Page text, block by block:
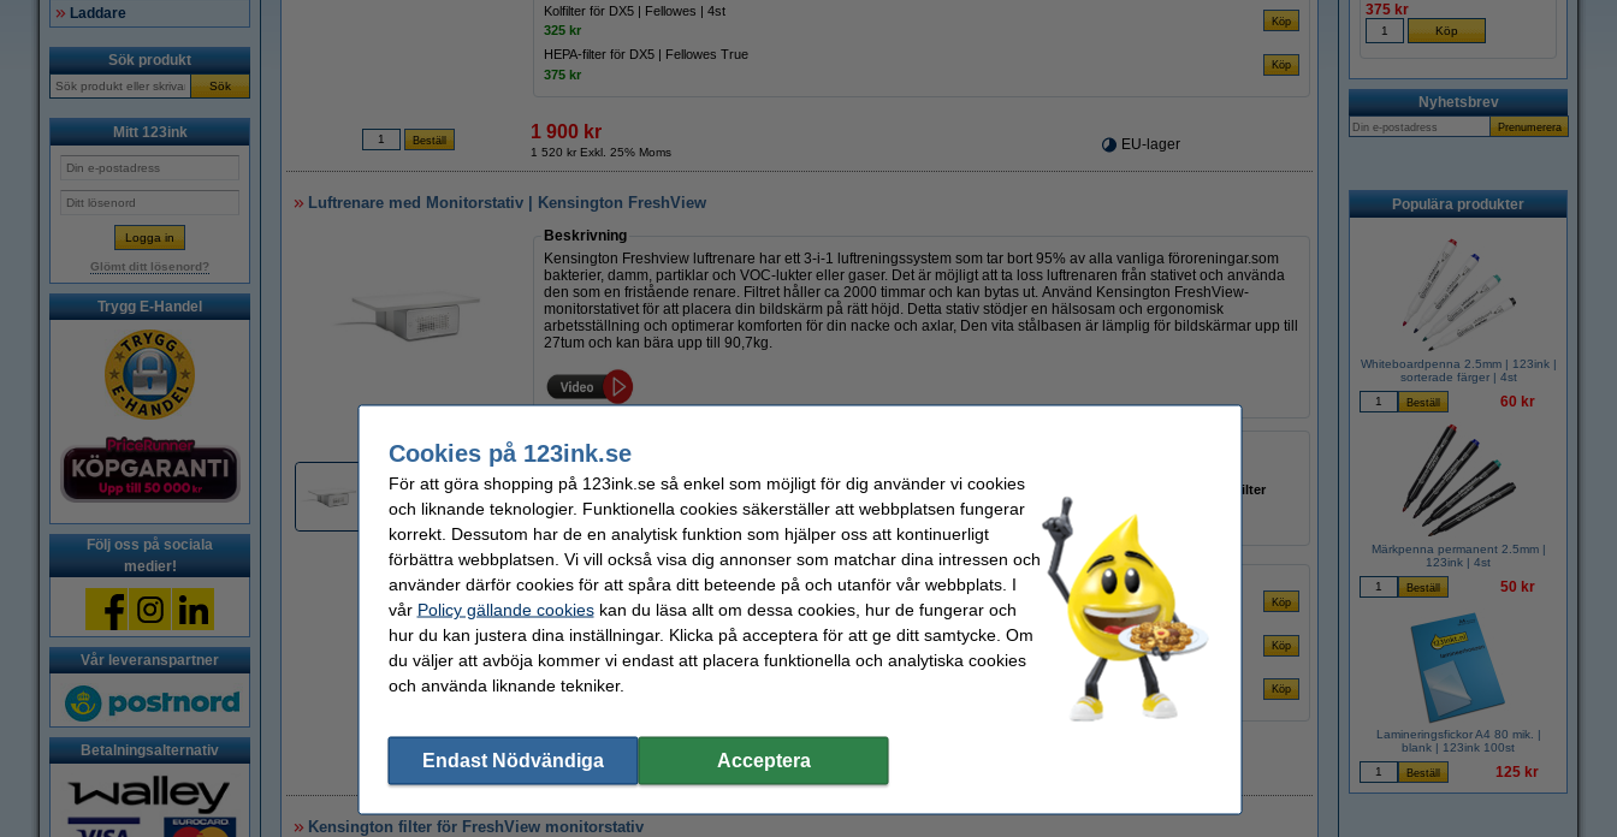
Laddare
Sök produkt
Sök
Mitt 123ink
Glömt ditt lösenord?
Trygg E-Handel
Följ oss på sociala
medier!
Vår leveranspartner
Betalningsalternativ
Kolfilter för DX5 | Fellowes | 4st
325 kr
HEPA-filter för DX5 | Fellowes True
375 kr
1 900 kr
1 520 kr Exkl. 25% Moms EU-lager
Luftrenare med Monitorstativ | Kensington FreshView
2
Beskrivning
Kensington Freshview luftrenare har ett 3-i-1 luftreningssystem som tar bort 95% av alla vanliga föroreningar.som
bakterier, damm, partiklar och VOC-lukter eller gaser. Det är möjligt att ta loss luftrenaren från stativet och använda
den som en fristående renare. Filtret håller ca 2000 timmar och kan bytas ut. Använd Kensington FreshView-
monitorstativet för att placera din bildskärm på rätt höjd. Detta stativ stödjer en hälsosam och ergonomisk
arbetsställning och optimerar komforten för din nacke och axlar, Den vita stålbasen är lämplig för bildskärmar upp till
27tum och kan bära upp till 90,7kg.
Varumärke:
Modell:
FreshView Filter:
kol / HEPA 11-filter
Färg:
vit Vårt artikelnr:
Mått:
165 x 194 x 92 mm
Glöm inte att beställa!
Rengöringsservetter 100/fp (bildskärmar) | 123ink
54 kr
Skärmrengöringsmedel 250ml | 123ink
69 kr
Kensington filter för FreshView monitorstativ
795 kr
Kensington filter för FreshView monitorstativ
375 kr
Nyhetsbrev
Populära produkter
Whiteboardpenna 2.5mm | 123ink |
sorterade färger | 4st
60 kr
Märkpenna permanent 2.5mm |
123ink | 4st
50 kr
Lamineringsfickor A4 80 mik. |
blank | 123ink 100st
125 kr
Cookies på 123ink.se
För att göra shopping på 123ink.se så enkel som möjligt för dig använder vi cookies
och liknande teknologier. Funktionella cookies säkerställer att webbplatsen fungerar
korrekt. Dessutom har de en analytisk funktion som hjälper oss att kontinuerligt
förbättra webbplatsen. Vi vill också visa dig annonser som matchar dina intressen och
använder därför cookies för att spåra ditt beteende på och utanför vår webbplats. I
vår Policy gällande cookieskan du läsa allt om dessa cookies, hur de fungerar och
hur du kan justera dina inställningar. Klicka på acceptera för att ge ditt samtycke. Om
du väljer att avböja kommer vi endast att placera funktionella och analytiska cookies
och använda liknande tekniker.
Endast Nödvändiga Acceptera